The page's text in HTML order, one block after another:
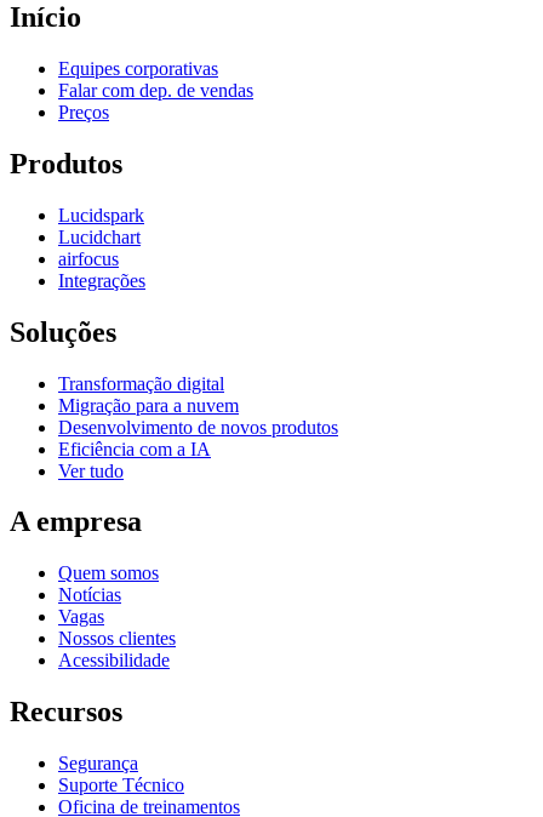
Início
Equipes corporativas
Falar com dep. de vendas
Preços
Produtos
Lucidspark
Lucidchart
airfocus
Integrações
Soluções
Transformação digital
Migração para a nuvem
Desenvolvimento de novos produtos
Eficiência com a IA
Ver tudo
A empresa
Quem somos
Notícias
Vagas
Nossos clientes
Acessibilidade
Recursos
Segurança
Suporte Técnico
Oficina de treinamentos